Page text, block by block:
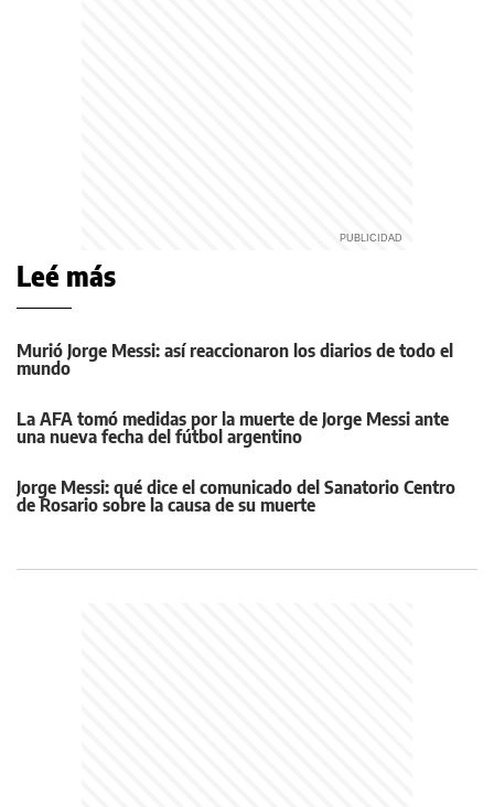
Leé más
Murió Jorge Messi: así reaccionaron los diarios de todo el
mundo
La AFA tomó medidas por la muerte de Jorge Messi ante
una nueva fecha del fútbol argentino
Jorge Messi: qué dice el comunicado del Sanatorio Centro
de Rosario sobre la causa de su muerte